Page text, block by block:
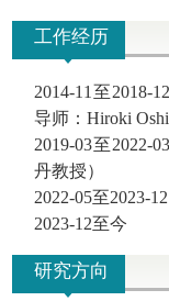
工作经历
2014-11 至2018-
导师：Hiroki
2019-03至2022-
丹教授）
2022-05至2023-
2023-12至今
研究方向